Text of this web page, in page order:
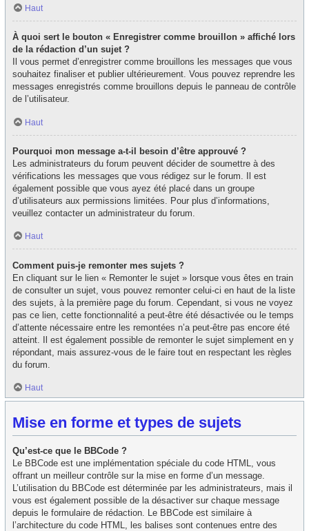
Haut
À quoi sert le bouton « Enregistrer comme brouillon » affiché lors
de la rédaction d’un sujet ?
Il vous permet d’enregistrer comme brouillons les messages que vous
souhaitez finaliser et publier ultérieurement. Vous pouvez reprendre les
messages enregistrés comme brouillons depuis le panneau de contrôle
de l’utilisateur.
Haut
Pourquoi mon message a-t-il besoin d’être approuvé ?
Les administrateurs du forum peuvent décider de soumettre à des
vérifications les messages que vous rédigez sur le forum. Il est
également possible que vous ayez été placé dans un groupe
d’utilisateurs aux permissions limitées. Pour plus d’informations,
veuillez contacter un administrateur du forum.
Haut
Comment puis-je remonter mes sujets ?
En cliquant sur le lien « Remonter le sujet » lorsque vous êtes en train
de consulter un sujet, vous pouvez remonter celui-ci en haut de la liste
des sujets, à la première page du forum. Cependant, si vous ne voyez
pas ce lien, cette fonctionnalité a peut-être été désactivée ou le temps
d’attente nécessaire entre les remontées n’a peut-être pas encore été
atteint. Il est également possible de remonter le sujet simplement en y
répondant, mais assurez-vous de le faire tout en respectant les règles
du forum.
Haut
Mise en forme et types de sujets
Qu’est-ce que le BBCode ?
Le BBCode est une implémentation spéciale du code HTML, vous
offrant un meilleur contrôle sur la mise en forme d’un message.
L’utilisation du BBCode est déterminée par les administrateurs, mais il
vous est également possible de la désactiver sur chaque message
depuis le formulaire de rédaction. Le BBCode est similaire à
l’architecture du code HTML, les balises sont contenues entre des